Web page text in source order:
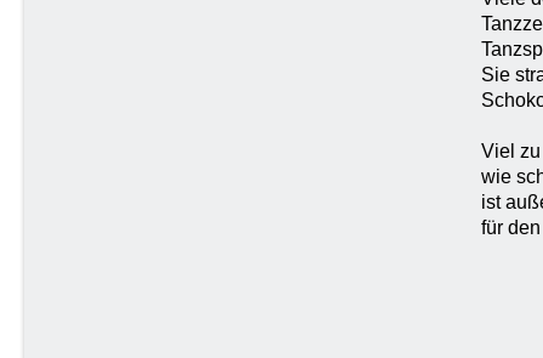
Sie
Viel
wie
ist
für